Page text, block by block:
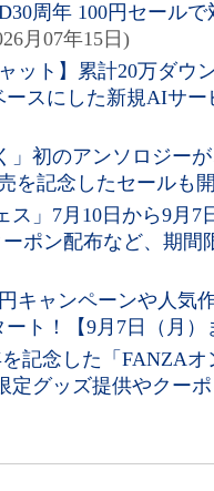
周年 100円セール
月07年15日)
ット】累計20万ダウ
ースにした新規AIサ
」初のアンソロジー
を記念したセールも
ス」7月10日から9月
ポン配布など、期
キャンペーンや人気
ト！【9月7日（月）
記念した「FANZAオ
定グッズ提供やクー